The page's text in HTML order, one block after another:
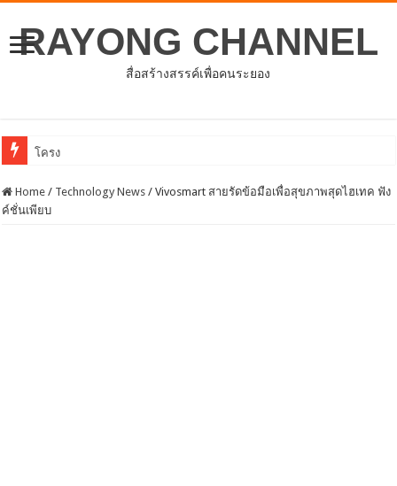
RAYONG CHANNEL
สื่อสร้างสรรค์เพื่อคนระยอง
โครงการพัฒนาศักยภาพบุคลากรด้านการให้
Home / Technology News / Vivosmart สายรัดข้อมือเพื่อสุขภาพสุดไฮเทค ฟัง
ค์ชั่นเพียบ